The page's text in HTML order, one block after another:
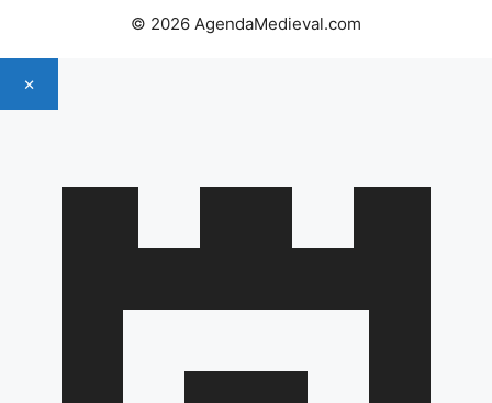
© 2026 AgendaMedieval.com
×